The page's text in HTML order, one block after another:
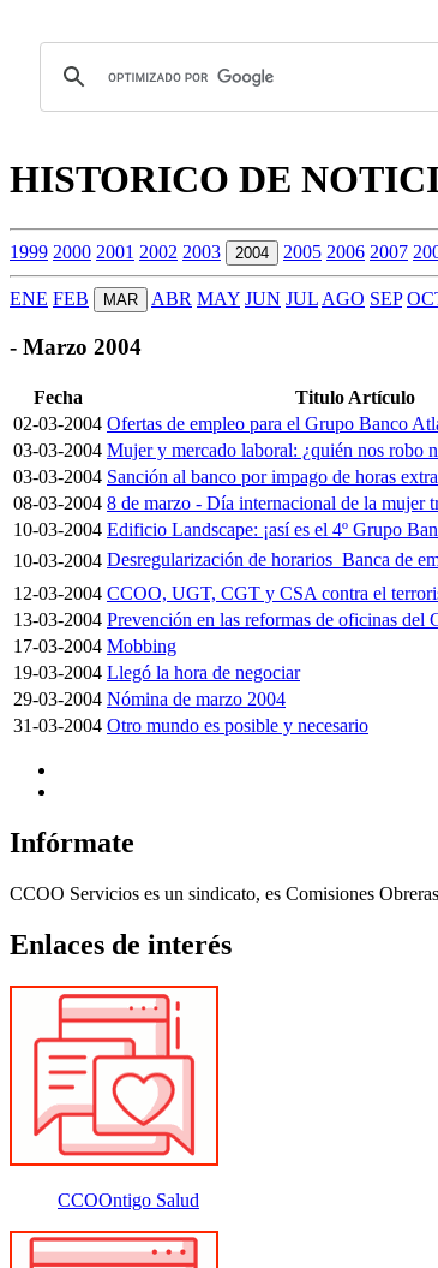
HISTORICO DE
1999 2000 2001 2002 2003 2004 2005 2006 2007
ENE FEB MAR ABR MAY JUN JUL AGO SEP
- Marzo 2004
Fecha
Titulo Artículo
02-03-2004 Ofertas de empleo para el Grupo Banco
03-03-2004 Mujer y mercado laboral: ¿quién nos robo
03-03-2004 Sanción al banco por impago de horas
08-03-2004 8 de marzo - Día internacional de la mujer
10-03-2004 Edificio Landscape: ¡así es el 4º Grupo
10-03-2004 Desregularización de horarios  Banca de
12-03-2004 CCOO, UGT, CGT y CSA contra el
13-03-2004 Prevención en las reformas de oficinas del
17-03-2004 Mobbing
19-03-2004 Llegó la hora de negociar
29-03-2004 Nómina de marzo 2004
31-03-2004 Otro mundo es posible y necesario
Infórmate
CCOO Servicios es un sindicato, es Comisiones
Enlaces de interés
CCOOntigo Salud